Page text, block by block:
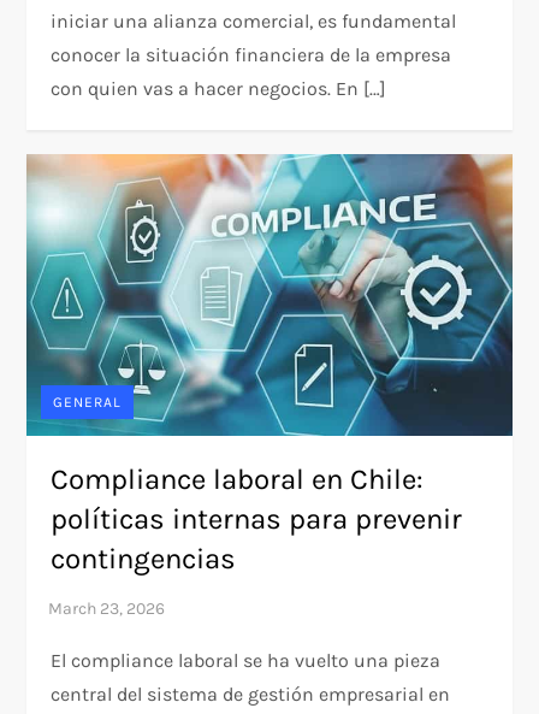
iniciar una alianza comercial, es fundamental
conocer la situación financiera de la empresa
con quien vas a hacer negocios. En […]
GENERAL
Compliance laboral en Chile:
políticas internas para prevenir
contingencias
El compliance laboral se ha vuelto una pieza
central del sistema de gestión empresarial en